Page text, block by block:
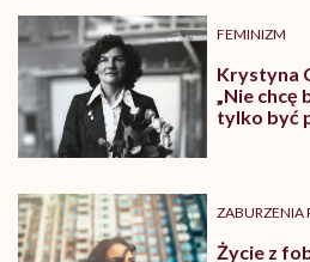
FEMINIZM
Krystyna
„Nie chcę
tylko być
ZABURZENIA
Życie z